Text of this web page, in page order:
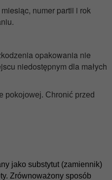
numer partii i rok
opakowania nie
niedostępnym dla małych
pokojowej. Chronić przed
jako substytut (zamiennik)
Zrównoważony sposób